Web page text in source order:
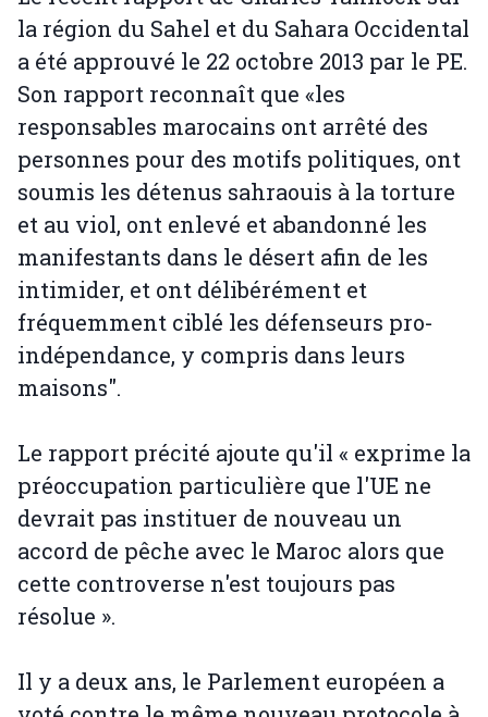
la région du Sahel et du Sahara Occidental
a été approuvé le 22 octobre 2013 par le PE.
Son rapport reconnaît que «les
responsables marocains ont arrêté des
personnes pour des motifs politiques, ont
soumis les détenus sahraouis à la torture
et au viol, ont enlevé et abandonné les
manifestants dans le désert afin de les
intimider, et ont délibérément et
fréquemment ciblé les défenseurs pro-
indépendance, y compris dans leurs
maisons".
Le rapport précité ajoute qu'il « exprime la
préoccupation particulière que l'UE ne
devrait pas instituer de nouveau un
accord de pêche avec le Maroc alors que
cette controverse n'est toujours pas
résolue ».
Il y a deux ans, le Parlement européen a